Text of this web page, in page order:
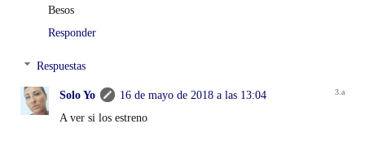
Besos
Responder
Respuestas
Solo Yo
16 de mayo de 2018 a las 13:04
A ver si los estreno